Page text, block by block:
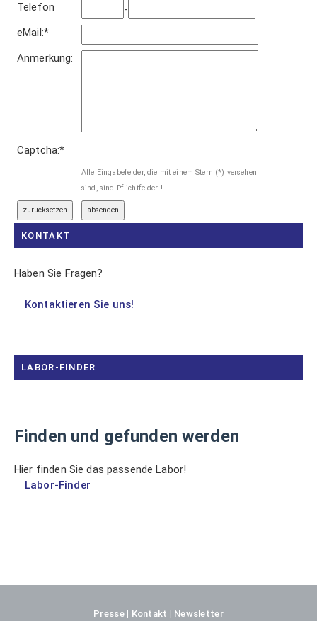
Telefon
-
eMail:*
Anmerkung:
Captcha:*
Alle Eingabefelder, die mit einem Stern (*) versehen
sind, sind Pflichtfelder !
KONTAKT
Haben Sie Fragen?
Kontaktieren Sie uns!
LABOR-FINDER
Finden und gefunden werden
Hier finden Sie das passende Labor!
Labor-Finder
Presse Kontakt Newsletter